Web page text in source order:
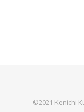
©2021 Kenichi